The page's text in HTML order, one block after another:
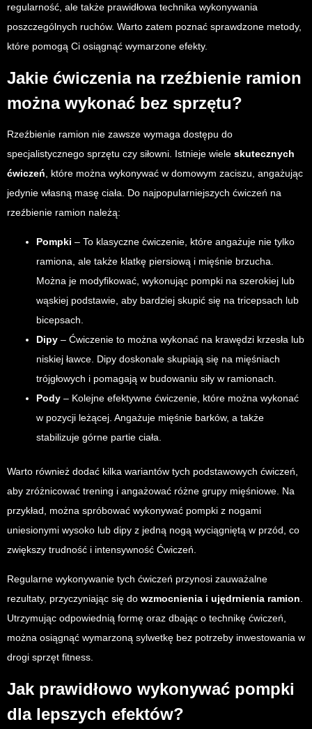
regularność, ale także prawidłowa technika wykonywania
poszczególnych ruchów. Warto zatem poznać sprawdzone metody,
które pomogą Ci osiągnąć wymarzone efekty.
Jakie ćwiczenia na rzeźbienie ramion
można wykonać bez sprzętu?
Rzeźbienie ramion nie zawsze wymaga dostępu do
specjalistycznego sprzętu czy siłowni. Istnieje wiele skutecznych
ćwiczeń , które można wykonywać w domowym zaciszu, angażując
jedynie własną masę ciała. Do najpopularniejszych ćwiczeń na
rzeźbienie ramion należą:
Pompki – To klasyczne ćwiczenie, które angażuje nie tylko
ramiona, ale także klatkę piersiową i mięśnie brzucha.
Można je modyfikować, wykonując pompki na szerokiej lub
wąskiej podstawie, aby bardziej skupić się na tricepsach lub
bicepsach.
Dipy – Ćwiczenie to można wykonać na krawędzi krzesła lub
niskiej ławce. Dipy doskonale skupiają się na mięśniach
trójgłowych i pomagają w budowaniu siły w ramionach.
Pody – Kolejne efektywne ćwiczenie, które można wykonać
w pozycji leżącej. Angażuje mięśnie barków, a także
stabilizuje górne partie ciała.
Warto również dodać kilka wariantów tych podstawowych ćwiczeń,
aby zróżnicować trening i angażować różne grupy mięśniowe. Na
przykład, można spróbować wykonywać pompki z nogami
uniesionymi wysoko lub dipy z jedną nogą wyciągniętą w przód, co
zwiększy trudność i intensywność Ćwiczeń.
Regularne wykonywanie tych ćwiczeń przynosi zauważalne
rezultaty, przyczyniając się do wzmocnienia i ujędrnienia ramion
Utrzymując odpowiednią formę oraz dbając o technikę ćwiczeń,
można osiągnąć wymarzoną sylwetkę bez potrzeby inwestowania w
drogi sprzęt fitness.
Jak prawidłowo wykonywać pompki
dla lepszych efektów?